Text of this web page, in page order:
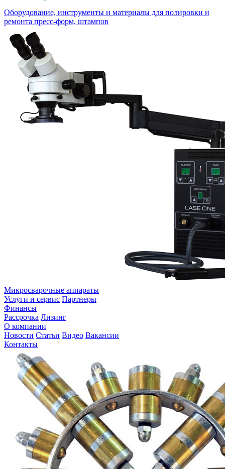
Оборудование, инструменты и материалы для полировки и
ремонта пресс-форм, штампов
Микросварочные аппараты
Услуги и сервис Партнеры
Финансы
Рассрочка Лизинг
О компании
Новости Статьи Видео Вакансии
Контакты